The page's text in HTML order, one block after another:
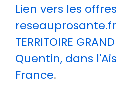
Lien vers les
reseauprosante.fr
TERRITOIRE
Quentin, dans
France.